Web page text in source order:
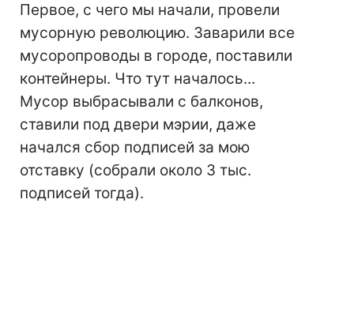
Первое, с чего мы начали, провели
мусорную революцию. Заварили все
мусоропроводы в городе, поставили
контейнеры. Что тут началось...
Мусор выбрасывали с балконов,
ставили под двери мэрии, даже
начался сбор подписей за мою
отставку (собрали около 3 тыс.
подписей тогда).